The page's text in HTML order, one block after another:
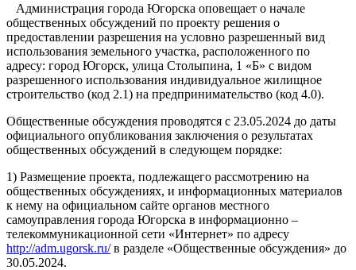
Администрация города Югорска оповещает о начале
общественных обсуждений по проекту решения о
предоставлении разрешения на условно разрешенный вид
использования земельного участка, расположенного по
адресу: город Югорск, улица Столыпина, 1 «Б» с видом
разрешенного использования индивидуальное жилищное
строительство (код 2.1) на предпринимательство (код 4.0).
Общественные обсуждения проводятся с 23.05.2024 до даты
официального опубликования заключения о результатах
общественных обсуждений в следующем порядке:
1) Размещение проекта, подлежащего рассмотрению на
общественных обсуждениях, и информационных материалов
к нему на официальном сайте органов местного
самоуправления города Югорска в информационно –
телекоммуникационной сети «Интернет» по адресу
http://adm.ugorsk.ru/в разделе «Общественные обсуждения» до
30.05.2024.